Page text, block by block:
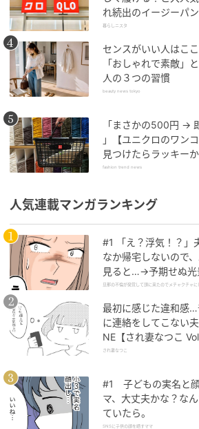
れ続出のイージーパ
てみた！
暮らしニスタ
センスがいい人はここ
「おしゃれで素敵」
人の３つの習慣
beauty news tokyo
「まさかの500円 →
」【ユニクロのワンコ
見つけたらラッキーか
fashion trend news
人気連載マンガランキング
#1 「え？浮気！？」
なか帰宅しないので
見ると…→予期せぬ光
旦那の不倫が発覚して
旦那の不倫が発覚して頭に来たのでメチャクチャに
最初に感じた違和感…
に連絡をしてこない
NE【され妻なつこ
され妻なつこ
#1 子どもの実名と
マ、大丈夫かな？な
ていたら。
SNSに子供の顔を晒すママ